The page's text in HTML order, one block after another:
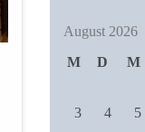
August 2026
M
D M
3
4 5